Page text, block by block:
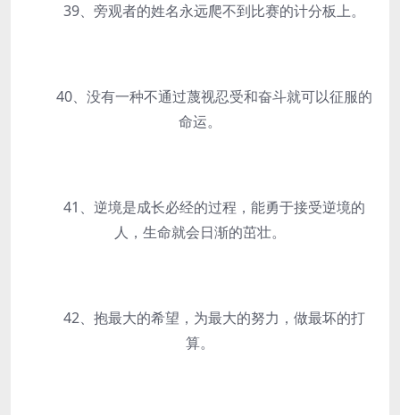
39、旁观者的姓名永远爬不到比赛的计分板上。
40、没有一种不通过蔑视忍受和奋斗就可以征服的
命运。
41、逆境是成长必经的过程，能勇于接受逆境的
人，生命就会日渐的茁壮。
42、抱最大的希望，为最大的努力，做最坏的打
算。